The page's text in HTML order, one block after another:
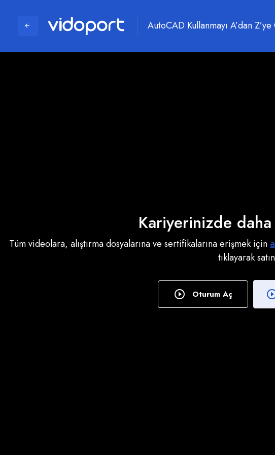
AutoCAD Kullanmayı A’dan
Kariyerinizde
Tüm videolara, alıştırma dosyalarına ve sertifikalarına erişmek için
tıklayarak
Oturum Aç